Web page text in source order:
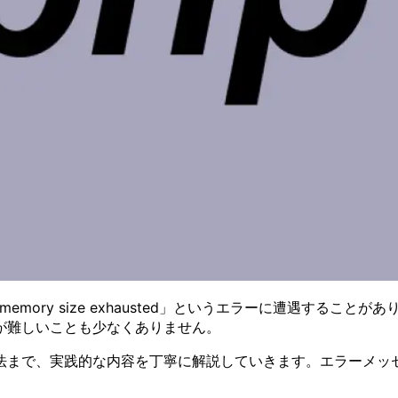
size exhausted」というエラーに遭遇することがあ
しいことも少なくありません。
で、実践的な内容を丁寧に解説していきます。エラーメ